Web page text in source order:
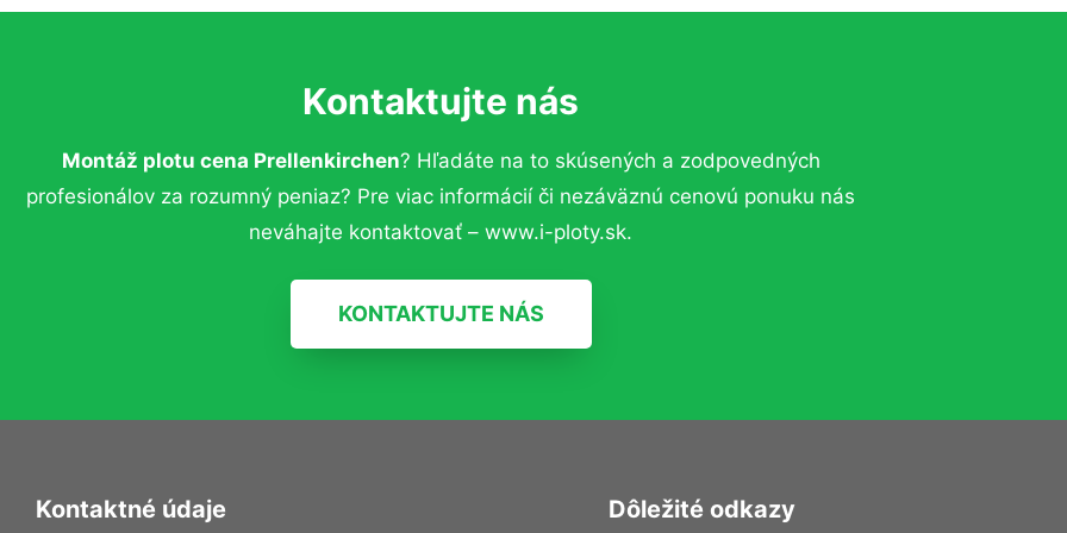
Kontaktujte nás
Montáž plotu cena Prellenkirchen? Hľadáte na to skúsených a zodpovedných
profesionálov za rozumný peniaz? Pre viac informácií či nezáväznú cenovú ponuku nás
neváhajte kontaktovať – www.i-ploty.sk.
KONTAKTUJTE NÁS
Kontaktné údaje Dôležité odkazy